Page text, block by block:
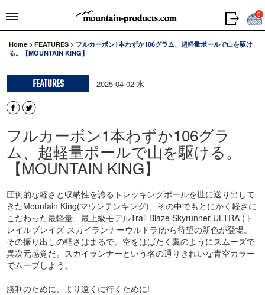
0
Home > FEATURES > フルカーボン1本わずか106グラム、超軽量ポールで山を駆け
る。【MOUNTAIN KING】
FEATURES 2025-04-02 水
フルカーボン1本わずか106グラ
ム、超軽量ポールで山を駆ける。
【MOUNTAIN KING】
圧倒的な軽さと収納性を誇るトレッキングポールを世に送り出して
きたMountain King(マウンテンキング)、その中でもとにかく軽さに
こだわった最軽量、最上級モデルTrail Blaze Skyrunner ULTRA (ト
レイルブレイズ スカイランナーウルトラ)から待望の新色が登場。
その振り出しの軽さはまるで、空をはばたく翼のようにスムーズで
異次元感覚だ。スカイランナーという名の通りきれいな青空カラー
でムーブしよう。
勝利のために、より遠くに行くために!